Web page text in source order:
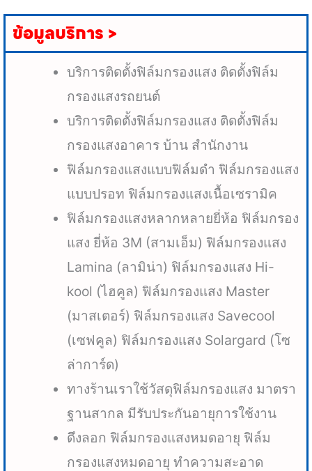
ข้อมูลบริการ >
บริการติดตั้งฟิล์มกรองแสง ติดตั้งฟิล์ม
กรองแสงรถยนต์
บริการติดตั้งฟิล์มกรองแสง ติดตั้งฟิล์ม
กรองแสงอาคาร บ้าน สำนักงาน
ฟิล์มกรองแสงแบบฟิล์มดำ ฟิล์มกรองแสง
แบบปรอท ฟิล์มกรองแสงเนื้อเซรามิค
ฟิล์มกรองแสงหลากหลายยี่ห้อ ฟิล์มกรอง
แสง ยี่ห้อ 3M (สามเอ็ม) ฟิล์มกรองแสง
Lamina (ลามิน่า) ฟิล์มกรองแสง Hi-
kool (ไฮคูล) ฟิล์มกรองแสง Master
(มาสเตอร์) ฟิล์มกรองแสง Savecool
(เซฟคูล) ฟิล์มกรองแสง Solargard (โซ
ล่าการ์ด)
ทางร้านเราใช้วัสดุฟิล์มกรองแสง มาตรา
ฐานสากล มีรับประกันอายุการใช้งาน
ดึงลอก ฟิล์มกรองแสงหมดอายุ ฟิล์ม
กรองแสงหมดอายุ ทำความสะอาด